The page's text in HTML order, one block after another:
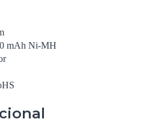
mAh Ni-MH